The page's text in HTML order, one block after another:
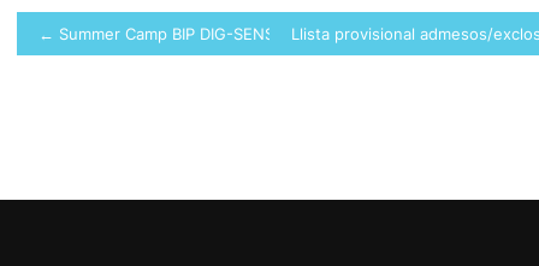
Navegació
d'entrades
← Summer Camp BIP DIG-SENSING 2023Llista provisional admesos/